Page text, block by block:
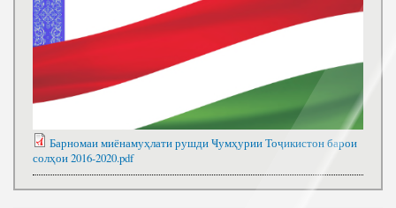
Барномаи миёнамуҳлати рушди Ҹумҳурии Тоҷикистон барои
солҳои 2016-2020.pdf